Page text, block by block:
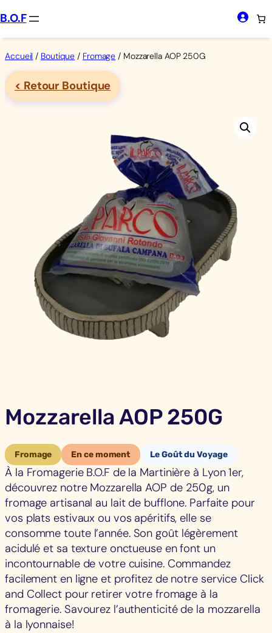
Aller
au
contenu
B.O.F
Accueil / Boutique / Fromage / Mozzarella AOP 250G
< Retour Boutique
Mozzarella AOP 250G
Fromage En ce moment Le Goût du Voyage
À la Fromagerie B.O.F de la Martinière à Lyon 1er,
découvrez notre Mozzarella AOP de 250g, un
fromage artisanal au lait de bufflone. Parfaite pour
vos plats estivaux ou vos apéritifs, elle se
consomme toute l’année. Son goût légèrement
acidulé et sa texture onctueuse en font un
incontournable de votre cuisine. Commandez
facilement en ligne et profitez de notre service Click
and Collect pour retirer votre fromage à la
fromagerie. Savourez l’authenticité de la mozzarella
à la lyonnaise!